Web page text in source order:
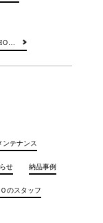
ンテナンス
せ 納品事例
のスタッフ